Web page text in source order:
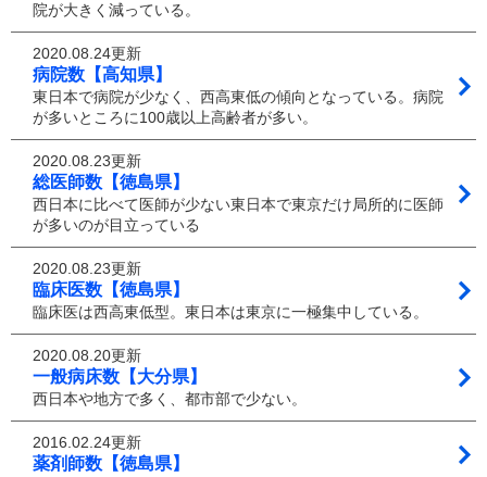
院が大きく減っている。
2020.08.24更新
病院数【高知県】
東日本で病院が少なく、西高東低の傾向となっている。病院
が多いところに100歳以上高齢者が多い。
2020.08.23更新
総医師数【徳島県】
西日本に比べて医師が少ない東日本で東京だけ局所的に医師
が多いのが目立っている
2020.08.23更新
臨床医数【徳島県】
臨床医は西高東低型。東日本は東京に一極集中している。
2020.08.20更新
一般病床数【大分県】
西日本や地方で多く、都市部で少ない。
2016.02.24更新
薬剤師数【徳島県】